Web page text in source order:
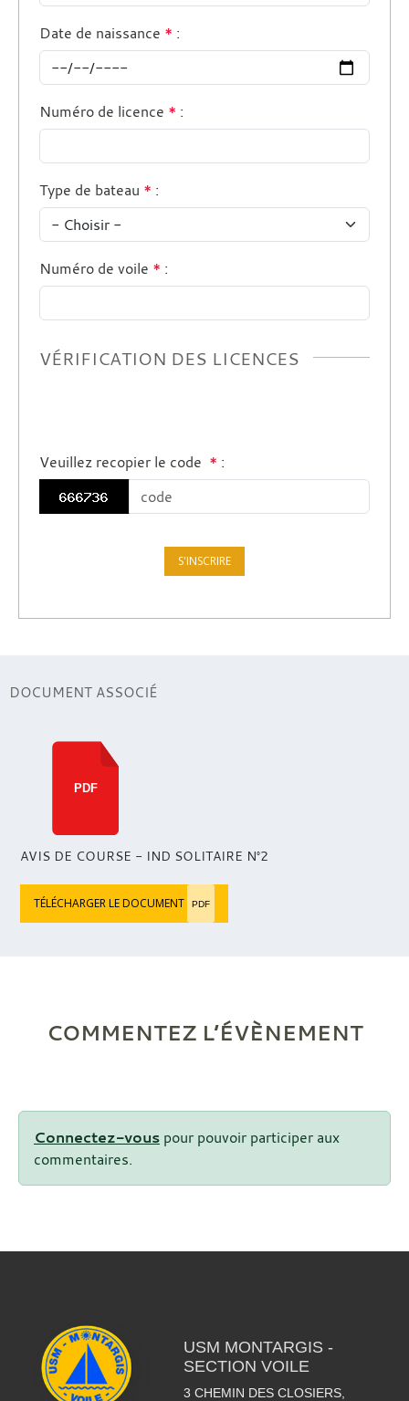
Date de naissance * :
Numéro de licence * :
Type de bateau * :
Numéro de voile * :
VÉRIFICATION DES LICENCES
Veuillez recopier le code * :
DOCUMENT ASSOCIÉ
PDF
AVIS DE COURSE - IND SOLITAIRE N°2
TÉLÉCHARGER LE DOCUMENT PDF
COMMENTEZ L’ÉVÈNEMENT
Connectez-vous pour pouvoir participer aux
commentaires.
USM MONTARGIS -
SECTION VOILE
3 CHEMIN DES CLOSIERS,